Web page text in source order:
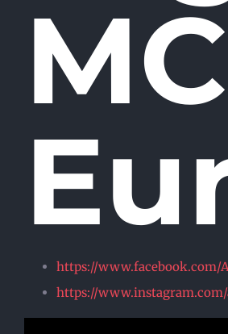
MC
https://www.facebook.com/
https://www.instagram.com/